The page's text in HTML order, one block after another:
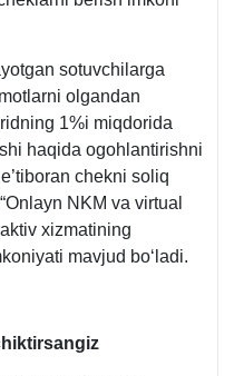
sotuvchilarga
olgandan
1%i miqdorida
haqida ogohlantirishni
chekni soliq
NKM va virtual
хizmatining
mavjud boʻladi.